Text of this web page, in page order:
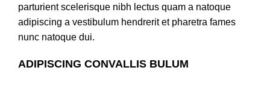
parturient scelerisque nibh lectus quam a natoque
adipiscing a vestibulum hendrerit et pharetra fames
nunc natoque dui.
ADIPISCING CONVALLIS BULUM